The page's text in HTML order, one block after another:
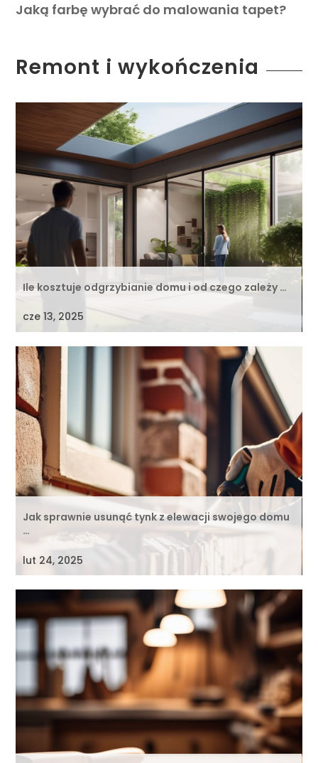
Jaką farbę wybrać do malowania tapet?
Remont i wykończenia
Ile kosztuje odgrzybianie domu i od czego zależy …
cze 13, 2025
Jak sprawnie usunąć tynk z elewacji swojego domu
…
lut 24, 2025